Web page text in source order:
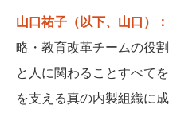
山口祐子（以下、山口）：
略・教育改革チームの役
と人に関わることすべて
を支える真の内製組織に